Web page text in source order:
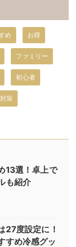
め お得
ファミリー
初心者
策
13選！卓上で
も紹介
27度設定に！
すめ冷感グッ